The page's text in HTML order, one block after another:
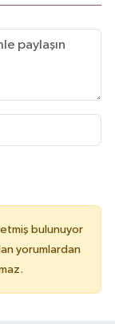
bulunuyor
yorumlardan